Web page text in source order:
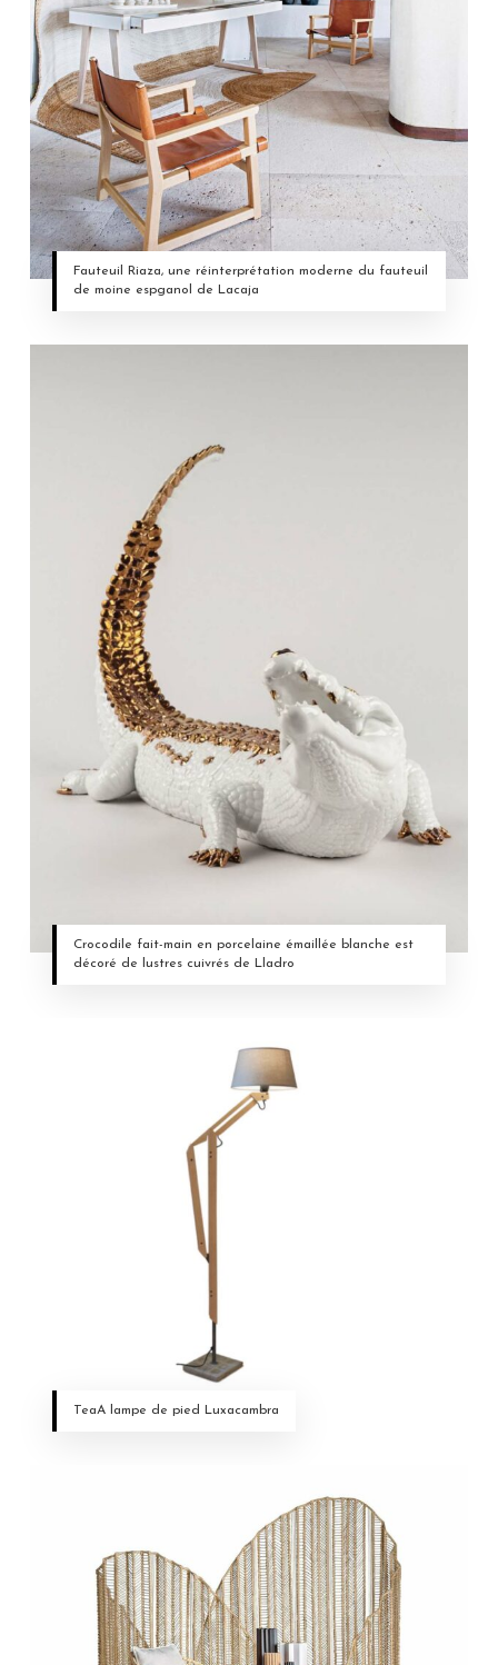
Fauteuil Riaza, une réinterprétation moderne du fauteuil
de moine espganol de Lacaja
Crocodile fait-main en porcelaine émaillée blanche est
décoré de lustres cuivrés de Lladro
TeaA lampe de pied Luxacambra